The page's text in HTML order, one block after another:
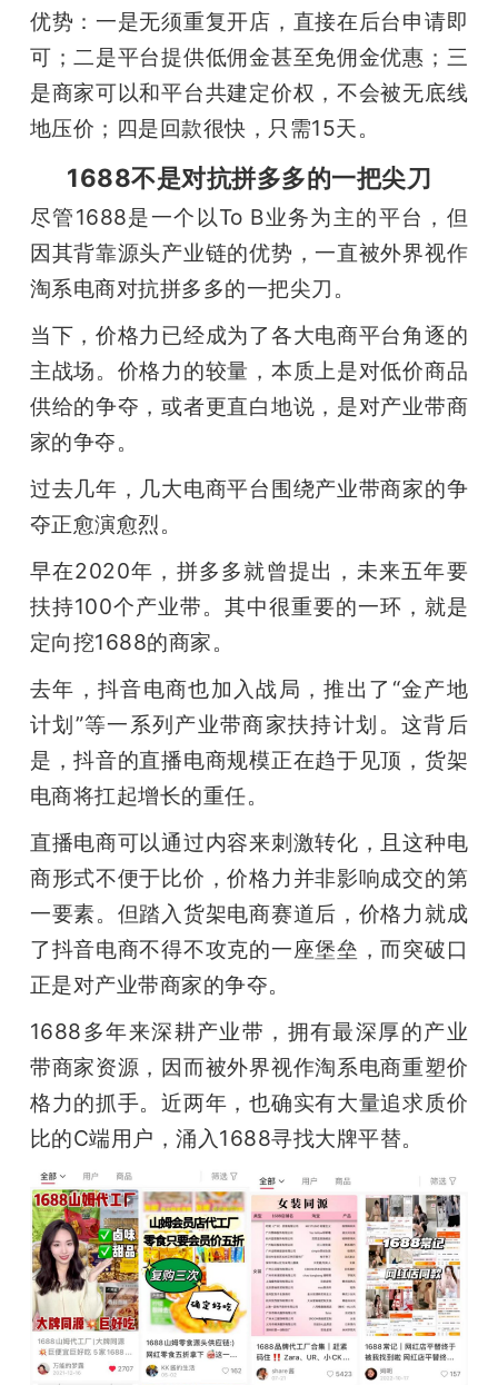
优势：一是无须重复开店，直接在后台申请即
可；二是平台提供低佣金甚至免佣金优惠；三
是商家可以和平台共建定价权，不会被无底线
地压价；四是回款很快，只需15天。
1688不是对抗拼多多的一把尖刀
尽管1688是一个以To B业务为主的平台，但
因其背靠源头产业链的优势，一直被外界视作
淘系电商对抗拼多多的一把尖刀。
当下，价格力已经成为了各大电商平台角逐的
主战场。价格力的较量，本质上是对低价商品
供给的争夺，或者更直白地说，是对产业带商
家的争夺。
过去几年，几大电商平台围绕产业带商家的争
夺正愈演愈烈。
早在2020年，拼多多就曾提出，未来五年要
扶持100个产业带。其中很重要的一环，就是
定向挖1688的商家。
去年，抖音电商也加入战局，推出了“金产地
计划”等一系列产业带商家扶持计划。这背后
是，抖音的直播电商规模正在趋于见顶，货架
电商将扛起增长的重任。
直播电商可以通过内容来刺激转化，且这种电
商形式不便于比价，价格力并非影响成交的第
一要素。但踏入货架电商赛道后，价格力就成
了抖音电商不得不攻克的一座堡垒，而突破口
正是对产业带商家的争夺。
1688多年来深耕产业带，拥有最深厚的产业
带商家资源，因而被外界视作淘系电商重塑价
格力的抓手。近两年，也确实有大量追求质价
比的C端用户，涌入1688寻找大牌平替。